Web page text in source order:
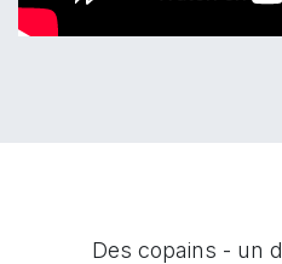
Des copains - un